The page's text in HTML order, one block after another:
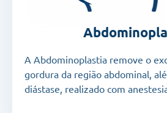
A Abdominoplastia remove o
gordura da região abdominal,
diástase, realizado com